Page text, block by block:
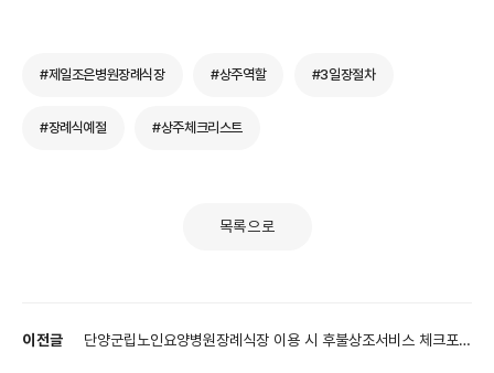
#제일조은병원장례식장 #상주역할 #3일장절차
#장례식예절 #상주체크리스트
목록으로
이전글
단양군립노인요양병원장례식장 이용 시 후불상조서비스 체크포인